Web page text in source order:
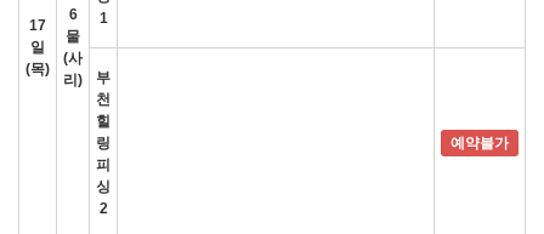
17
일
(목)
6
물
(사
리)
1
부
천
힐
링
피
싱
2
예약불가